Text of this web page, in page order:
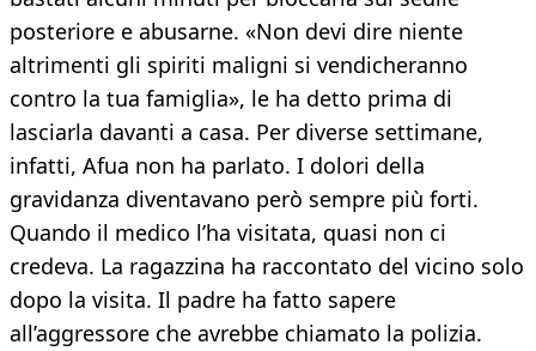
posteriore e abusarne. «Non devi dire niente
altrimenti gli spiriti maligni si vendicheranno
contro la tua famiglia», le ha detto prima di
lasciarla davanti a casa. Per diverse settimane,
infatti, Afua non ha parlato. I dolori della
gravidanza diventavano però sempre più forti.
Quando il medico l’ha visitata, quasi non ci
credeva. La ragazzina ha raccontato del vicino solo
dopo la visita. Il padre ha fatto sapere
all’aggressore che avrebbe chiamato la polizia.